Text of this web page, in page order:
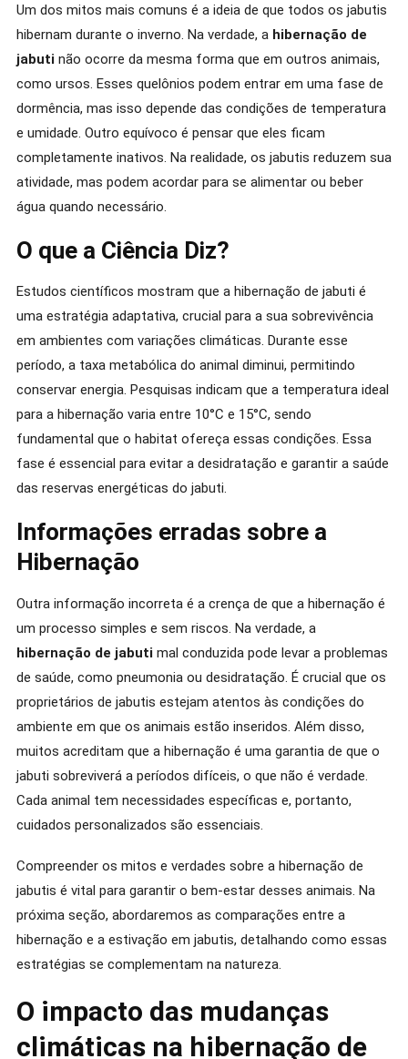
Um dos mitos mais comuns é a ideia de que todos os jabutis
hibernam durante o inverno. Na verdade, a hibernação de
jabutinão ocorre da mesma forma que em outros animais,
como ursos. Esses quelônios podem entrar em uma fase de
dormência, mas isso depende das condições de temperatura
e umidade. Outro equívoco é pensar que eles ficam
completamente inativos. Na realidade, os jabutis reduzem sua
atividade, mas podem acordar para se alimentar ou beber
água quando necessário.
O que a Ciência Diz?
Estudos científicos mostram que a hibernação de jabuti é
uma estratégia adaptativa, crucial para a sua sobrevivência
em ambientes com variações climáticas. Durante esse
período, a taxa metabólica do animal diminui, permitindo
conservar energia. Pesquisas indicam que a temperatura ideal
para a hibernação varia entre 10°C e 15°C, sendo
fundamental que o habitat ofereça essas condições. Essa
fase é essencial para evitar a desidratação e garantir a saúde
das reservas energéticas do jabuti.
Informações erradas sobre a
Hibernação
Outra informação incorreta é a crença de que a hibernação é
um processo simples e sem riscos. Na verdade, a
hibernação de jabutimal conduzida pode levar a problemas
de saúde, como pneumonia ou desidratação. É crucial que os
proprietários de jabutis estejam atentos às condições do
ambiente em que os animais estão inseridos. Além disso,
muitos acreditam que a hibernação é uma garantia de que o
jabuti sobreviverá a períodos difíceis, o que não é verdade.
Cada animal tem necessidades específicas e, portanto,
cuidados personalizados são essenciais.
Compreender os mitos e verdades sobre a hibernação de
jabutis é vital para garantir o bem-estar desses animais. Na
próxima seção, abordaremos as comparações entre a
hibernação e a estivação em jabutis, detalhando como essas
estratégias se complementam na natureza.
O impacto das mudanças
climáticas na hibernação de